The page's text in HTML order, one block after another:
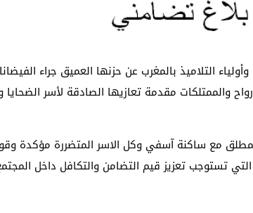
التلاميذ بالمغرب عن حزنها العميق جراء
والممتلكات مقدمة تعازيها الصادقة لأسر الضحايا
مع ساكنة آسفي وكل الاسر المتضررة مؤكدة
تستوجب تعزيز قيم التضامن والتكافل داخل